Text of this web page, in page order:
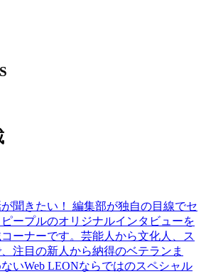
聞きたい！ 編集部が独自の目線でセ
ープルのオリジナルインタビューを
ーナーです。芸能人から文化人、ス
注目の新人から納得のベテランま
いWeb LEONならではのスペシャル